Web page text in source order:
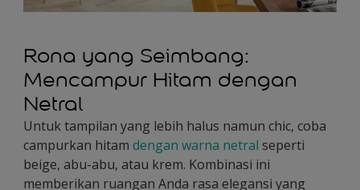
Rona yang Seimbang:
Mencampur Hitam dengan
Netral
Untuk tampilan yang lebih halus namun chic, coba
campurkan hitam dengan warna netral seperti
beige, abu-abu, atau krem. Kombinasi ini
memberikan ruangan Anda rasa elegansi yang